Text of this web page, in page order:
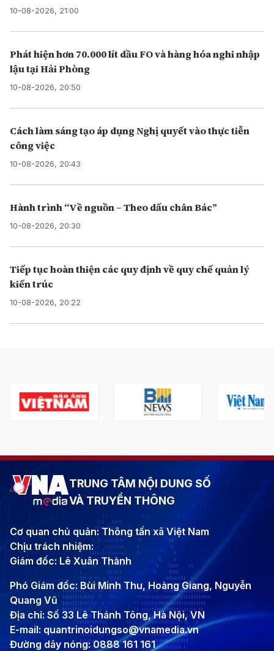
10-08-2026, 21:00
Phát hiện hơn 70.000 lít dầu FO và hàng hóa nghi nhập
lậu tại Hải Phòng
10-08-2026, 20:50
Cách làm sáng tạo áp dụng Nghị quyết vào thực tiễn
công việc
10-08-2026, 20:43
Hành trình “Về nguồn – Theo dấu chân Bác”
10-08-2026, 20:30
Tiếp tục hoàn thiện các quy định về quy chế quản lý
kiến trúc
10-08-2026, 20:22
TRUNG TÂM NỘI DUNG SỐ
VÀ TRUYỀN THÔNG
Cơ quan chủ quản: Thông tấn xã Việt Nam
Chịu trách nhiệm:
Giám đốc: Lê Xuân Thành
Phó Giám đốc: Bùi Minh Thu, Hoàng Giang, Nguyễn
Quang Vũ
Địa chỉ: Số 33 Lê Thánh Tông, Hà Nội, VN
E-mail: quantrinoidungso@vnamedia.vn
Đường dây nóng: 0888 161 161